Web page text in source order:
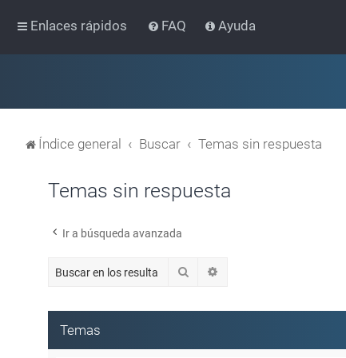
Enlaces rápidos FAQ Ayuda
Índice general Buscar Temas sin respuesta
Temas sin respuesta
Ir a búsqueda avanzada
Buscar
Temas